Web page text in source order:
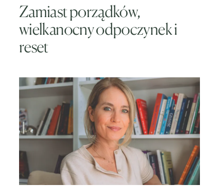
Zamiast porządków,
wielkanocny odpoczynek i
reset